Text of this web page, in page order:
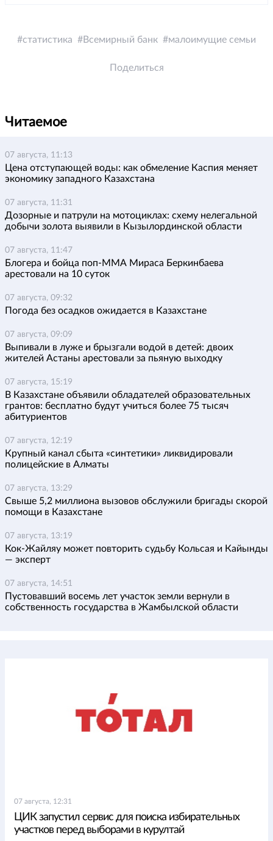
статистика Всемирный банк малоимущие семьи
Поделиться
Читаемое
07 августа, 11:13
Цена отступающей воды: как обмеление Каспия меняет
экономику западного Казахстана
07 августа, 11:31
Дозорные и патрули на мотоциклах: схему нелегальной
добычи золота выявили в Кызылординской области
07 августа, 11:47
Блогера и бойца поп-ММА Мираса Беркинбаева
арестовали на 10 суток
07 августа, 09:32
Погода без осадков ожидается в Казахстане
07 августа, 09:09
Выпивали в луже и брызгали водой в детей: двоих
жителей Астаны арестовали за пьяную выходку
07 августа, 15:19
В Казахстане объявили обладателей образовательных
грантов: бесплатно будут учиться более 75 тысяч
абитуриентов
07 августа, 12:19
Крупный канал сбыта «синтетики» ликвидировали
полицейские в Алматы
07 августа, 13:29
Свыше 5,2 миллиона вызовов обслужили бригады скорой
помощи в Казахстане
07 августа, 13:19
Кок-Жайляу может повторить судьбу Кольсая и Кайынды
— эксперт
07 августа, 14:51
Пустовавший восемь лет участок земли вернули в
собственность государства в Жамбылской области
07 августа, 12:31
ЦИК запустил сервис для поиска избирательных
участков перед выборами в курултай